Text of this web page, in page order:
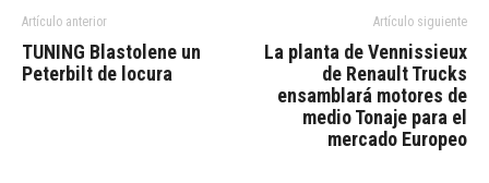
Artículo anterior
TUNING Blastolene un
Peterbilt de locura
Artículo siguiente
La planta de Vennissieux
de Renault Trucks
ensamblará motores de
medio Tonaje para el
mercado Europeo